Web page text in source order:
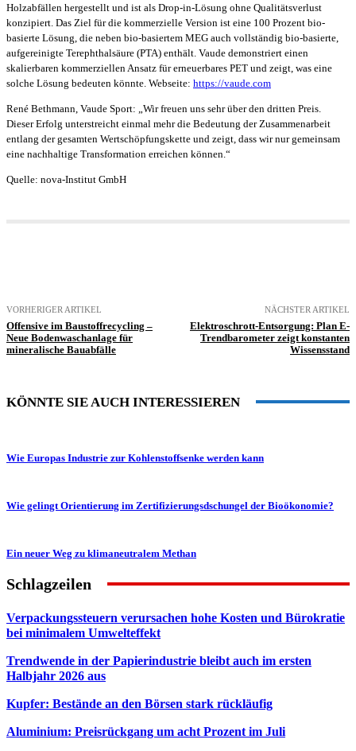
Holzabfällen hergestellt und ist als Drop-in-Lösung ohne Qualitätsverlust
konzipiert. Das Ziel für die kommerzielle Version ist eine 100 Prozent bio-
basierte Lösung, die neben bio-basiertem MEG auch vollständig bio-basierte,
aufgereinigte Terephthalsäure (PTA) enthält. Vaude demonstriert einen
skalierbaren kommerziellen Ansatz für erneuerbares PET und zeigt, was eine
solche Lösung bedeuten könnte. Webseite: https://vaude.com
René Bethmann, Vaude Sport: „Wir freuen uns sehr über den dritten Preis.
Dieser Erfolg unterstreicht einmal mehr die Bedeutung der Zusammenarbeit
entlang der gesamten Wertschöpfungskette und zeigt, dass wir nur gemeinsam
eine nachhaltige Transformation erreichen können.“
Quelle: nova-Institut GmbH
VORHERIGER ARTIKEL
Offensive im Baustoffrecycling –
Neue Bodenwaschanlage für
mineralische Bauabfälle
NÄCHSTER ARTIKEL
Elektroschrott-Entsorgung: Plan E-
Trendbarometer zeigt konstanten
Wissensstand
KÖNNTE SIE AUCH INTERESSIEREN
Wie Europas Industrie zur Kohlenstoffsenke werden kann
Wie gelingt Orientierung im Zertifizierungsdschungel der Bioökonomie?
Ein neuer Weg zu klimaneutralem Methan
Schlagzeilen
Verpackungssteuern verursachen hohe Kosten und Bürokratie
bei minimalem Umwelteffekt
Trendwende in der Papierindustrie bleibt auch im ersten
Halbjahr 2026 aus
Kupfer: Bestände an den Börsen stark rückläufig
Aluminium: Preisrückgang um acht Prozent im Juli